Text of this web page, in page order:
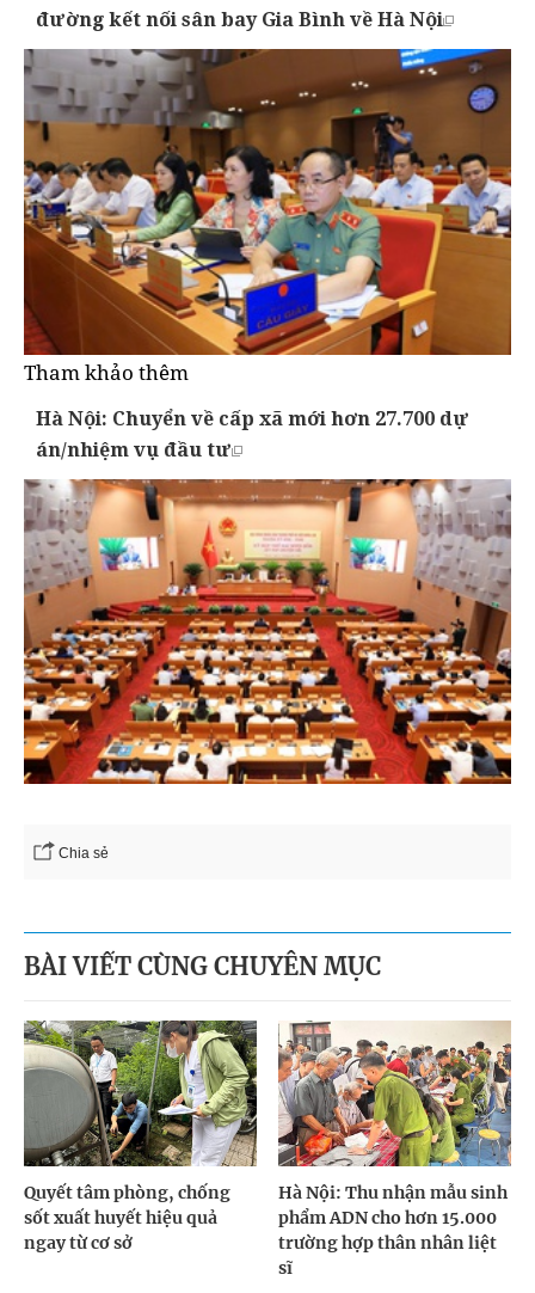
đường kết nối sân bay Gia Bình về Hà Nội
Tham khảo thêm
Hà Nội: Chuyển về cấp xã mới hơn 27.700 dự
án/nhiệm vụ đầu tư
Chia sẻ
BÀI VIẾT CÙNG CHUYÊN MỤC
Quyết tâm phòng, chống
sốt xuất huyết hiệu quả
ngay từ cơ sở
Hà Nội: Thu nhận mẫu sinh
phẩm ADN cho hơn 15.000
trường hợp thân nhân liệt
sĩ